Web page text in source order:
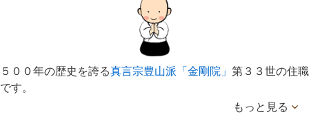
５００年の歴史を誇る真言宗豊山派「金剛院」 第３３世の住職
です。
もっと見る